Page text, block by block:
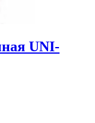
UNI-